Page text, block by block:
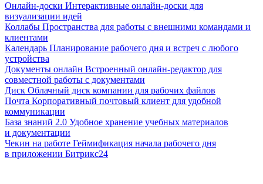
Онлайн-доски Интерактивные онлайн-доски для
визуализации идей
Коллабы Пространства для работы с внешними командами и
клиентами
Календарь Планирование рабочего дня и встреч с любого
устройства
Документы онлайн Встроенный онлайн-редактор для
совместной работы с документами
Диск Облачный диск компании для рабочих файлов
Почта Корпоративный почтовый клиент для удобной
коммуникации
База знаний 2.0 Удобное хранение учебных материалов
и документации
Чекин на работе Геймификация начала рабочего дня
в приложении Битрикс24